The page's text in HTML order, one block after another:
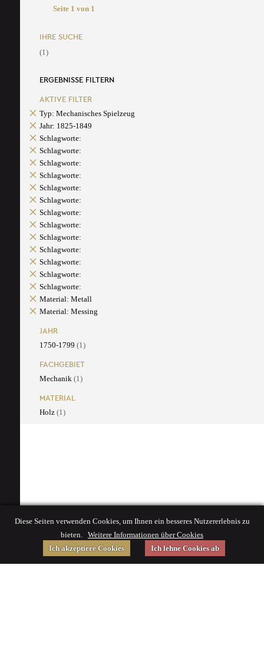
Seite 1 von 1
IHRE SUCHE
(1)
ERGEBNISSE FILTERN
AKTIVE FILTER
Typ: Mechanisches Spielzeug
Jahr: 1825-1849
Schlagworte:
Schlagworte:
Schlagworte:
Schlagworte:
Schlagworte:
Schlagworte:
Schlagworte:
Schlagworte:
Schlagworte:
Schlagworte:
Schlagworte:
Schlagworte:
Schlagworte:
Material: Metall
Material: Messing
JAHR
1750-1799 (1)
FACHGEBIET
Mechanik (1)
MATERIAL
Holz (1)
Diese Seiten verwenden Cookies, um Ihnen ein besseres Nutzererlebnis zu
bieten. Weitere Informationen über Cookies
Ich akzeptiere Cookies
Ich lehne Cookies ab